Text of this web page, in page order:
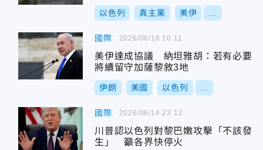
以色列 真主黨 美伊
國際
美伊達成協議 納坦雅胡：若有必要
將續留守加薩黎敘3地
伊朗 美國 以色列
2026/06/16 10:11
國際
川普認以色列對黎巴嫩攻擊「不該發
生」 籲各界快停火
2026/06/14 23:12